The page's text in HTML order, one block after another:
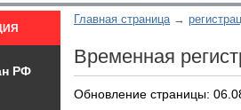
Главная страница
Временная
Обновление страницы:
РФ